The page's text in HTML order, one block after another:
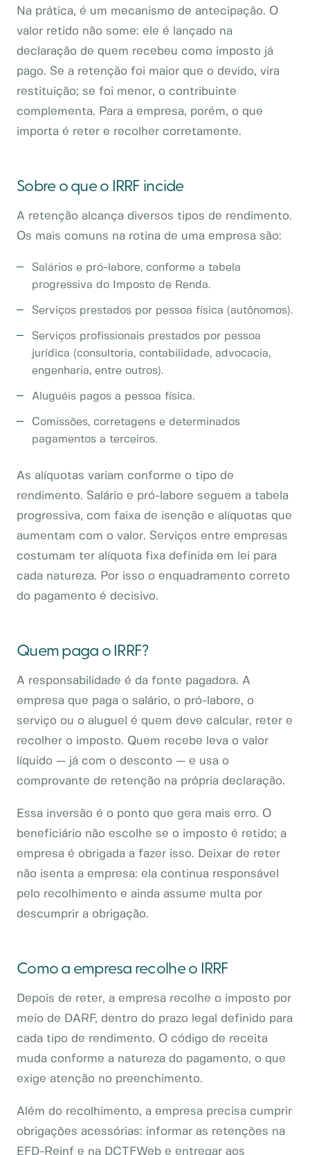
Na prática, é um mecanismo de antecipação. O
valor retido não some: ele é lançado na
declaração de quem recebeu como imposto já
pago. Se a retenção foi maior que o devido, vira
restituição; se foi menor, o contribuinte
complementa. Para a empresa, porém, o que
importa é reter e recolher corretamente.
Sobre o que o IRRF incide
A retenção alcança diversos tipos de rendimento.
Os mais comuns na rotina de uma empresa são:
Salários e pró-labore, conforme a tabela
progressiva do Imposto de Renda.
Serviços prestados por pessoa física (autônomos).
Serviços profissionais prestados por pessoa
jurídica (consultoria, contabilidade, advocacia,
engenharia, entre outros).
Aluguéis pagos a pessoa física.
Comissões, corretagens e determinados
pagamentos a terceiros.
As alíquotas variam conforme o tipo de
rendimento. Salário e pró-labore seguem a tabela
progressiva, com faixa de isenção e alíquotas que
aumentam com o valor. Serviços entre empresas
costumam ter alíquota fixa definida em lei para
cada natureza. Por isso o enquadramento correto
do pagamento é decisivo.
Quem paga o IRRF?
A responsabilidade é da fonte pagadora. A
empresa que paga o salário, o pró-labore, o
serviço ou o aluguel é quem deve calcular, reter e
recolher o imposto. Quem recebe leva o valor
líquido — já com o desconto — e usa o
comprovante de retenção na própria declaração.
Essa inversão é o ponto que gera mais erro. O
beneficiário não escolhe se o imposto é retido; a
empresa é obrigada a fazer isso. Deixar de reter
não isenta a empresa: ela continua responsável
pelo recolhimento e ainda assume multa por
descumprir a obrigação.
Como a empresa recolhe o IRRF
Depois de reter, a empresa recolhe o imposto por
meio de DARF, dentro do prazo legal definido para
cada tipo de rendimento. O código de receita
muda conforme a natureza do pagamento, o que
exige atenção no preenchimento.
Além do recolhimento, a empresa precisa cumprir
obrigações acessórias: informar as retenções na
EFD-Reinf e na DCTFWeb e entregar aos